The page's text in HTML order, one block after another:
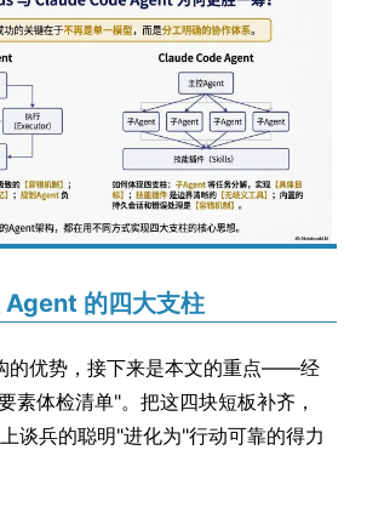
Agent 的四大支柱
的优势，接下来是本文的重点——经
素体检清单"。把这四块短板补齐，
谈兵的聪明"进化为"行动可靠的得力